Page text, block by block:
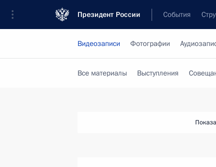
Президент России События
Видеозаписи Фотографии
Все материалы Выступления